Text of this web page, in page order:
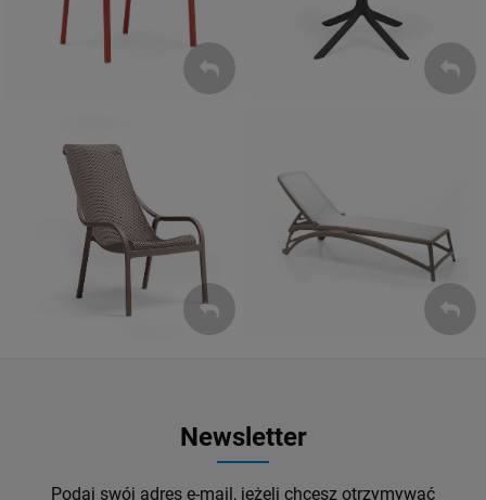
ZOBACZ ZOBACZ
Newsletter
Podaj swój adres e-mail, jeżeli chcesz otrzymywać